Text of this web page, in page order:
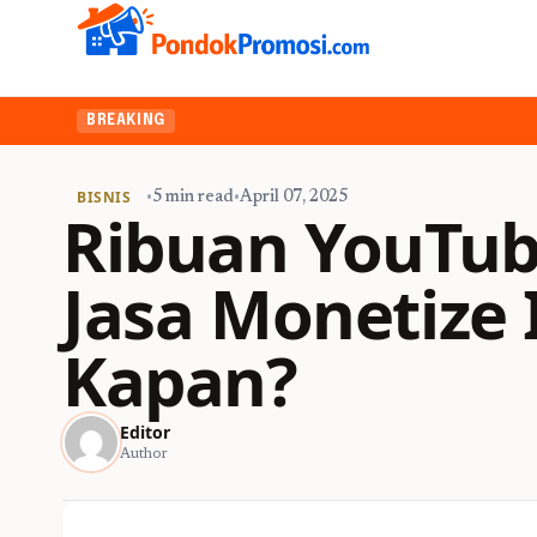
BREAKING
BISNIS •5 min read•April 07, 2025
Ribuan
Jasa
Kapan?
Editor
Author